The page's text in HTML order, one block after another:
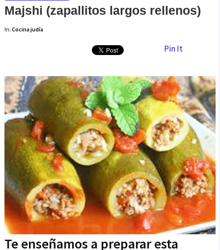
Majshi (zapallitos largos rellenos)
In: Cocina judía
Pin It
Te enseñamos a preparar esta